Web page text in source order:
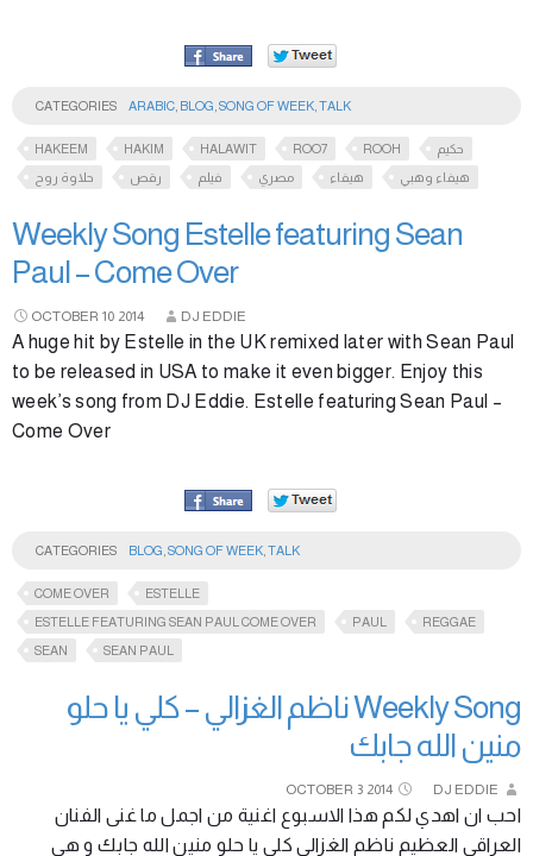
CATEGORIES ARABIC BLOG SONG OF WEEK TALK
HAKEEM HAKIM HALAWIT ROO7 ROOH
حكيم
حلاوة روح
رقص فيلم مصري هيفاء هيفاء وهبي
Weekly Song Estelle featuring Sean
Paul – Come Over
OCTOBER 10 2014 DJ EDDIE
A huge hit by Estelle in the UK remixed later with Sean Paul
to be released in USA to make it even bigger. Enjoy this
week’s song from DJ Eddie. Estelle featuring Sean Paul –
Come Over
CATEGORIES BLOG SONG OF WEEK TALK
COME OVER
ESTELLE
ESTELLE FEATURING SEAN PAUL COME OVER
PAUL
REGGAE
SEAN
SEAN PAUL
Weekly Song ناظم الغزالي – كلي يا حلو
منين الله جابك
OCTOBER 3 2014 DJ EDDIE
احب ان اهدي لكم هذا الاسبوع اغنية من اجمل ما غنى الفنان
العراقي العظيم ناظم الغزالي كلي يا حلو منين الله جابك و هي